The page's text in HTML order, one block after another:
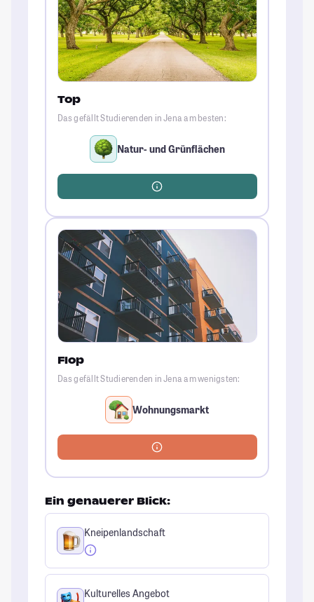
Top
Das gefällt Studierenden in Jena am besten:
Natur- und Grünflächen
Flop
Das gefällt Studierenden in Jena am wenigsten:
Wohnungsmarkt
Ein genauerer Blick:
Kneipenlandschaft
Kulturelles Angebot